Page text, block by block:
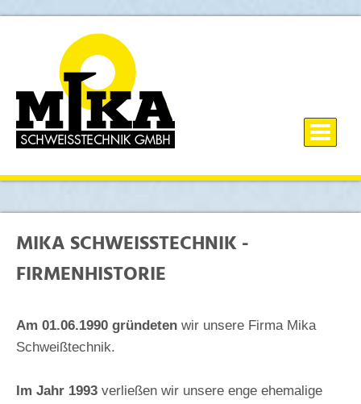
MIKA SCHWEISSTECHNIK - F
IRMENHISTORIE
Am 01.06.1990 gründeten wir unsere Firma Mika
Schweißtechnik.
Im Jahr 1993 verließen wir unsere enge ehemalige